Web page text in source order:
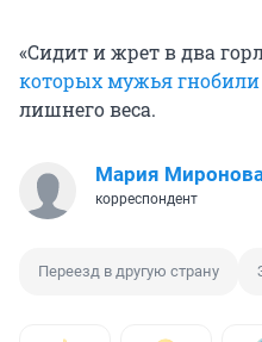
«Сидит и жрет в два
которых мужья гнобили
лишнего веса.
Мария
корреспондент
Переезд в другую страну